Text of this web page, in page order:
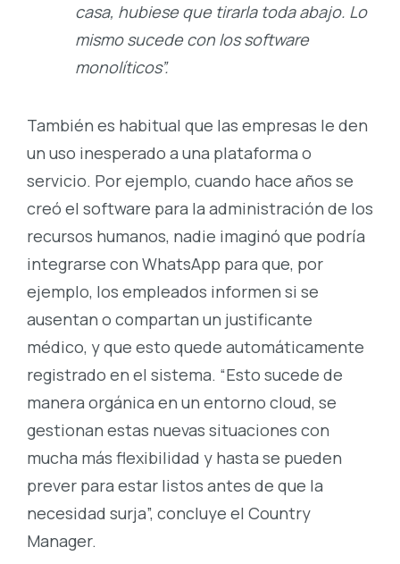
casa, hubiese que tirarla toda abajo. Lo
mismo sucede con los software
monolíticos”.
También es habitual que las empresas le den
un uso inesperado a una plataforma o
servicio. Por ejemplo, cuando hace años se
creó el software para la administración de los
recursos humanos, nadie imaginó que podría
integrarse con WhatsApp para que, por
ejemplo, los empleados informen si se
ausentan o compartan un justificante
médico, y que esto quede automáticamente
registrado en el sistema. “Esto sucede de
manera orgánica en un entorno cloud, se
gestionan estas nuevas situaciones con
mucha más flexibilidad y hasta se pueden
prever para estar listos antes de que la
necesidad surja”, concluye el Country
Manager.